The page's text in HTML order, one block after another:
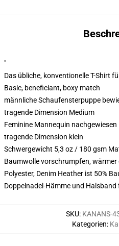
"
Das übliche, konventionelle T-Shirt
Basic, beneficiant, boxy match
männliche Schaufensterpuppe
tragende Dimension Medium
Feminine Mannequin
tragende Dimension klein
Schwergewicht 5,3 oz / 180 gsm
Baumwolle vorschrumpfen,
Polyester, Denim Heather ist 50%
Doppelnadel-Hämme und
SKU: KANANS-
Kategorien: